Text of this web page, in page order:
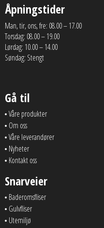
Åpningstider
Man, tir, ons, fre: 08.00 – 17.00
Torsdag: 08.00 – 19.00
Lørdag: 10.00 – 14.00
Søndag: Stengt
Gå til
Våre produkter
Om oss
Våre leverandører
Nyheter
Kontakt oss
Snarveier
Baderomsfliser
Gulvfliser
Utemiljø